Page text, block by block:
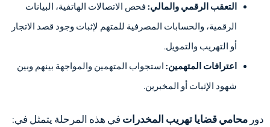
التعقب الرقمي والمالي: فحص الاتصالات الهاتفية، البيانات
الرقمية، والحسابات المصرفية للمتهم لإثبات وجود قصد الاتجار
أو التهريب والتمويل.
اعترافات المتهمين: استجواب المتهمين والمواجهة بينهم وبين
شهود الإثبات أو المخبرين.
دور محامي قضايا تهريب المخدرات في هذه المرحلة يتمثل في: